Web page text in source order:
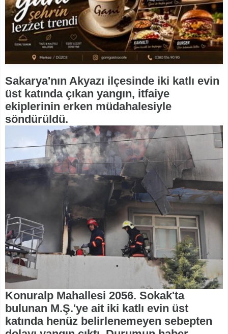
Sakarya'nın Akyazı ilçesinde iki katlı evin
üst katında çıkan yangın, itfaiye
ekiplerinin erken müdahalesiyle
söndürüldü.
Konuralp Mahallesi 2056. Sokak'ta
bulunan M.Ş.'ye ait iki katlı evin üst
katında henüz belirlenemeyen sebepten